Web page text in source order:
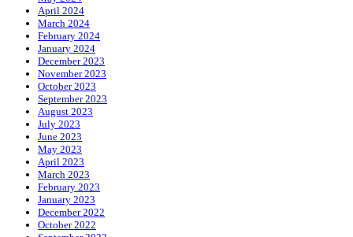
April 2024
March 2024
February 2024
January 2024
December 2023
November 2023
October 2023
September 2023
August 2023
July 2023
June 2023
May 2023
April 2023
March 2023
February 2023
January 2023
December 2022
October 2022